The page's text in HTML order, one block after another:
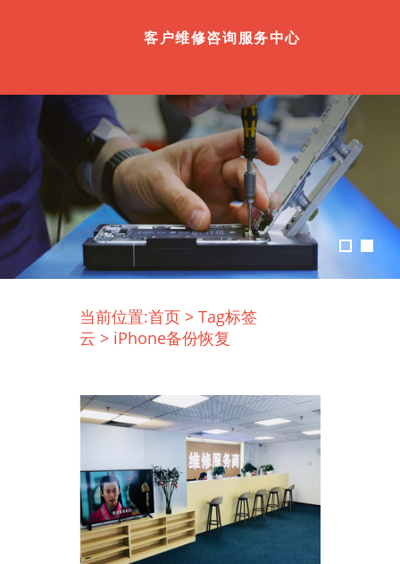
客户维修咨询服务中心
当前位置:首页 > Tag标签
云 > iPhone备份恢复